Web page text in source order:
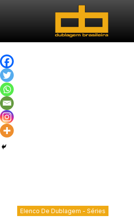
Elenco De Dublagem - Séries